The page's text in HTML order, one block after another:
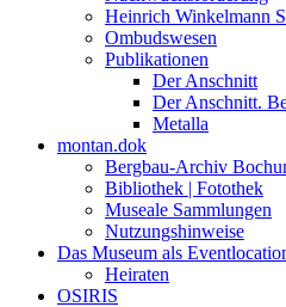
Heinrich Winkelmann
Ombudswesen
Publikationen
Der Anschnitt
Der Anschnitt.
Metalla
montan.dok
Bergbau-Archiv
Bibliothek | Fotothek
Museale Sammlungen
Nutzungshinweise
Das Museum als
Heiraten
OSIRIS